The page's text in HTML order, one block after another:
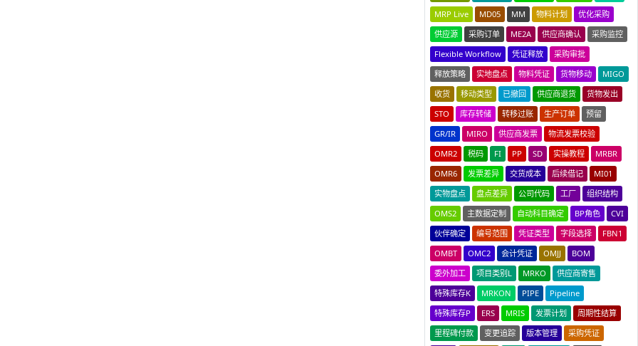
MRP Live
MD05 MM 物料计划
优化采购
供应源
采购订单 ME2A 供应商确认
采购监控
Flexible Workflow
凭证释放
采购审批
释放策略
实地盘点 物料凭证 货物移动
MIGO
收货
移动类型 已撤回 供应商退货
货物发出
STO
库存转储 转移过账 生产订单
预留
GR/IR
MIRO 供应商发票
物流发票校验
OMR2
税码 FI PP SD 实操教程
MRBR
OMR6
发票差异 交货成本 后续借记
MI01
实物盘点
盘点差异 公司代码 工厂
组织结构
OMS2
主数据定制 自动科目确定 BP角色
CVI
伙伴确定
编号范围 凭证类型 字段选择
FBN1
OMBT
OMC2 会计凭证 OMJJ
BOM
委外加工
项目类别L MRKO
供应商寄售
特殊库存K
MRKON PIPE
Pipeline
特殊库存P
ERS MRIS 发票计划
周期性结算
里程碑付款
变更追踪 版本管理
采购凭证